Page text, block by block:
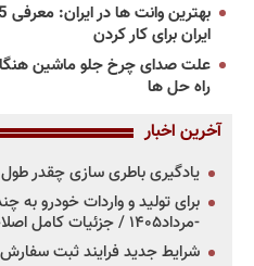
ایران برای کار کردن
علت صدای چرخ جلو ماشین
راه حل ها
آخرین اخبار
یادگیری باطری سازی چقدر
برای تولید و واردات خودرو به
-مرداد۱۴۰۵ / جزئیات کامل اصلاحیه آیین‌نامه اجرایی ماده ۱۰
شرایط جدید فرایند ثبت